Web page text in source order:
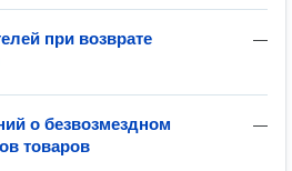
—
при возврате
—
о безвозмездном
товаров